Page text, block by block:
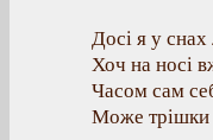
Досі я у снах
Хоч на носі
Часом сам
Може трішки